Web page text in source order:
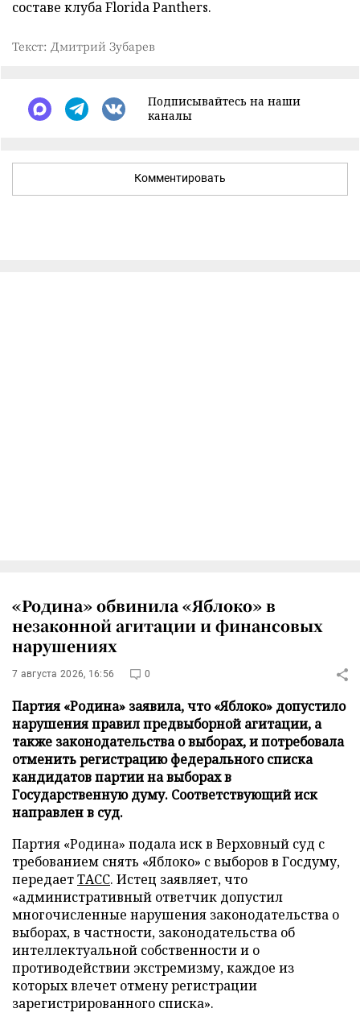
составе клуба Florida Panthers.
Текст: Дмитрий Зубарев
Подписывайтесь на наши
каналы
Комментировать
«Родина» обвинила «Яблоко» в
незаконной агитации и финансовых
нарушениях
7 августа 2026, 16:56 0
Партия «Родина» заявила, что «Яблоко» допустило
нарушения правил предвыборной агитации, а
также законодательства о выборах, и потребовала
отменить регистрацию федерального списка
кандидатов партии на выборах в
Государственную думу. Соответствующий иск
направлен в суд.
Партия «Родина» подала иск в Верховный суд с
требованием снять «Яблоко» с выборов в Госдуму,
передаетТАСС. Истец заявляет, что
«административный ответчик допустил
многочисленные нарушения законодательства о
выборах, в частности, законодательства об
интеллектуальной собственности и о
противодействии экстремизму, каждое из
которых влечет отмену регистрации
зарегистрированного списка».